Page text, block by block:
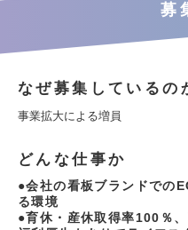
募
なぜ募集しているの
事業拡大による増員
どんな仕事か
●会社の看板ブランドでの
る環境
●育休・産休取得率100％